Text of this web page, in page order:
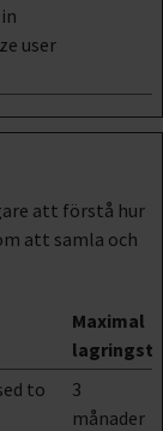
user
att förstå hur
att samla och
Maximal
to
3
månader